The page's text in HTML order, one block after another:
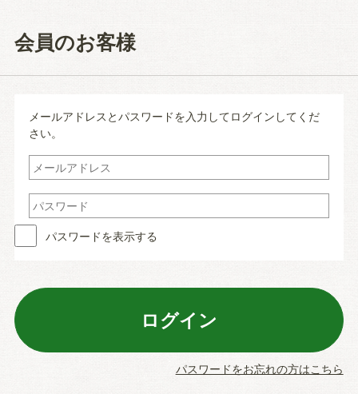
会員のお客様
メールアドレスとパスワードを入力してログインしてくだ
さい。
パスワードを表示する
パスワードをお忘れの方はこちら